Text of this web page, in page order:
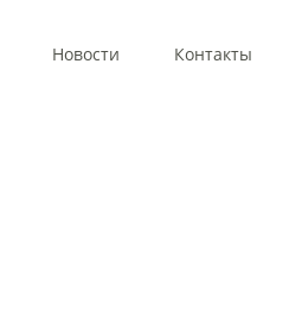
Новости Контакты